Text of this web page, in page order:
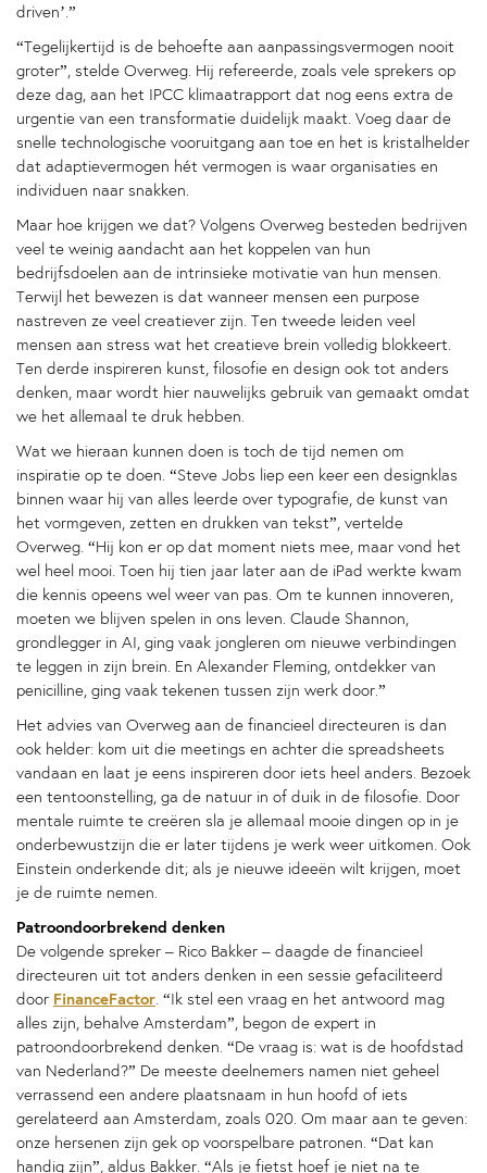
driven’.”
“Tegelijkertijd is de behoefte aan aanpassingsvermogen nooit
groter”, stelde Overweg. Hij refereerde, zoals vele sprekers op
deze dag, aan het IPCC klimaatrapport dat nog eens extra de
urgentie van een transformatie duidelijk maakt. Voeg daar de
snelle technologische vooruitgang aan toe en het is kristalhelder
dat adaptievermogen hét vermogen is waar organisaties en
individuen naar snakken.
Maar hoe krijgen we dat? Volgens Overweg besteden bedrijven
veel te weinig aandacht aan het koppelen van hun
bedrijfsdoelen aan de intrinsieke motivatie van hun mensen.
Terwijl het bewezen is dat wanneer mensen een purpose
nastreven ze veel creatiever zijn. Ten tweede leiden veel
mensen aan stress wat het creatieve brein volledig blokkeert.
Ten derde inspireren kunst, filosofie en design ook tot anders
denken, maar wordt hier nauwelijks gebruik van gemaakt omdat
we het allemaal te druk hebben.
Wat we hieraan kunnen doen is toch de tijd nemen om
inspiratie op te doen. “Steve Jobs liep een keer een designklas
binnen waar hij van alles leerde over typografie, de kunst van
het vormgeven, zetten en drukken van tekst”, vertelde
Overweg. “Hij kon er op dat moment niets mee, maar vond het
wel heel mooi. Toen hij tien jaar later aan de iPad werkte kwam
die kennis opeens wel weer van pas. Om te kunnen innoveren,
moeten we blijven spelen in ons leven. Claude Shannon,
grondlegger in AI, ging vaak jongleren om nieuwe verbindingen
te leggen in zijn brein. En Alexander Fleming, ontdekker van
penicilline, ging vaak tekenen tussen zijn werk door.”
Het advies van Overweg aan de financieel directeuren is dan
ook helder: kom uit die meetings en achter die spreadsheets
vandaan en laat je eens inspireren door iets heel anders. Bezoek
een tentoonstelling, ga de natuur in of duik in de filosofie. Door
mentale ruimte te creëren sla je allemaal mooie dingen op in je
onderbewustzijn die er later tijdens je werk weer uitkomen. Ook
Einstein onderkende dit; als je nieuwe ideeën wilt krijgen, moet
je de ruimte nemen.
Patroondoorbrekend denken
De volgende spreker – Rico Bakker – daagde de financieel
directeuren uit tot anders denken in een sessie gefaciliteerd
door FinanceFactor. “Ik stel een vraag en het antwoord mag
alles zijn, behalve Amsterdam”, begon de expert in
patroondoorbrekend denken. “De vraag is: wat is de hoofdstad
van Nederland?” De meeste deelnemers namen niet geheel
verrassend een andere plaatsnaam in hun hoofd of iets
gerelateerd aan Amsterdam, zoals 020. Om maar aan te geven:
onze hersenen zijn gek op voorspelbare patronen. “Dat kan
handig zijn”, aldus Bakker. “Als je fietst hoef je niet na te